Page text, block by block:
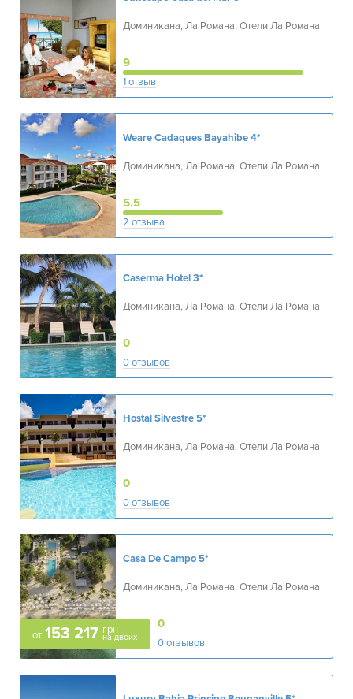
Доминикана, Ла Романа, Отели Ла Романа
9
1 отзыв
Weare Cadaques Bayahibe4*
Доминикана, Ла Романа, Отели Ла Романа
5.5
2 отзыва
Caserma Hotel3*
Доминикана, Ла Романа, Отели Ла Романа
0
0 отзывов
Hostal Silvestre5*
Доминикана, Ла Романа, Отели Ла Романа
0
0 отзывов
от 153 217 грн
на двоих
Casa De Campo5*
Доминикана, Ла Романа, Отели Ла Романа
0
0 отзывов